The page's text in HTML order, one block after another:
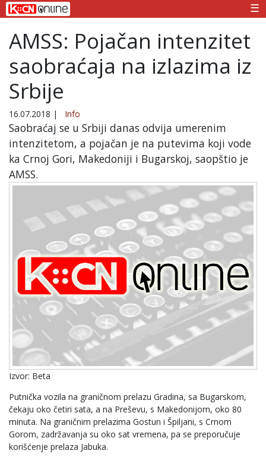
☰
AMSS: Pojačan intenzitet
saobraćaja na izlazima iz
Srbije
16.07.2018 | Info
Saobraćaj se u Srbiji danas odvija umerenim
intenzitetom, a pojačan je na putevima koji vode
ka Crnoj Gori, Makedoniji i Bugarskoj, saopštio je
AMSS.
Izvor: Beta
Putnička vozila na graničnom prelazu Gradina, sa Bugarskom,
čekaju oko četiri sata, a na Preševu, s Makedonijom, oko 80
minuta. Na graničnim prelazima Gostun i Špiljani, s Crnom
Gorom, zadržavanja su oko sat vremena, pa se preporučuje
korišćenje prelaza Jabuka.